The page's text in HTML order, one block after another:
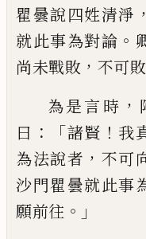
瞿曇說四姓清淨 ，
就此事為對論 。
尚未戰敗 ， 不可
為是言時 ，
曰 ：「諸賢 ！ 我
為法說者 ， 不可
沙門瞿曇就此事
願前往 。」